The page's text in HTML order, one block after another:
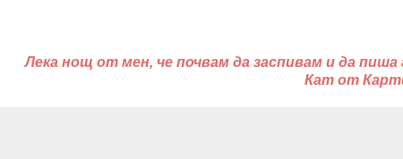
Лека нощ от мен, че почвам да заспивам и да пиша
Кат от